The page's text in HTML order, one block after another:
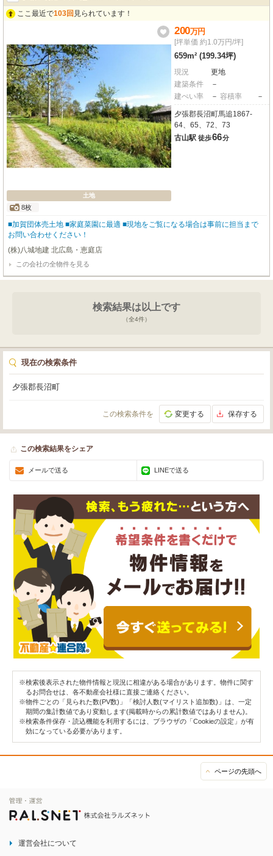
ここ最近で103回 見られています！
土地
8枚
200万円
[坪単価 約1.0万円/坪]
659m² (199.34坪)
現況
更地
建築条件
－
建ぺい率
－ 容積率 －
夕張郡長沼町馬追1867-
64、65、72、73
古山駅 徒歩66分
■加賀団体売土地 ■家庭菜園に最適 ■現地をご覧になる場合は事前に担当まで
お問い合わせください！
(株)八城地建 北広島・恵庭店
この会社の全物件を見る
検索結果は以上です
（全4件）
現在の検索条件
夕張郡長沼町
この検索条件を 変更する 保存する
この検索結果をシェア
メールで送る LINEで送る
※検索後表示された物件情報と現況に相違がある場合があります。物件に関す
るお問合せは、各不動産会社様に直接ご連絡ください。
※物件ごとの「見られた数(PV数)」「検討人数(マイリスト追加数)」は、一定
期間の集計数値であり変動します(掲載時からの累計数値ではありません)。
※検索条件保存・読込機能を利用するには、ブラウザの「Cookieの設定」が有
効になっている必要があります。
ページの先頭へ
運営会社について